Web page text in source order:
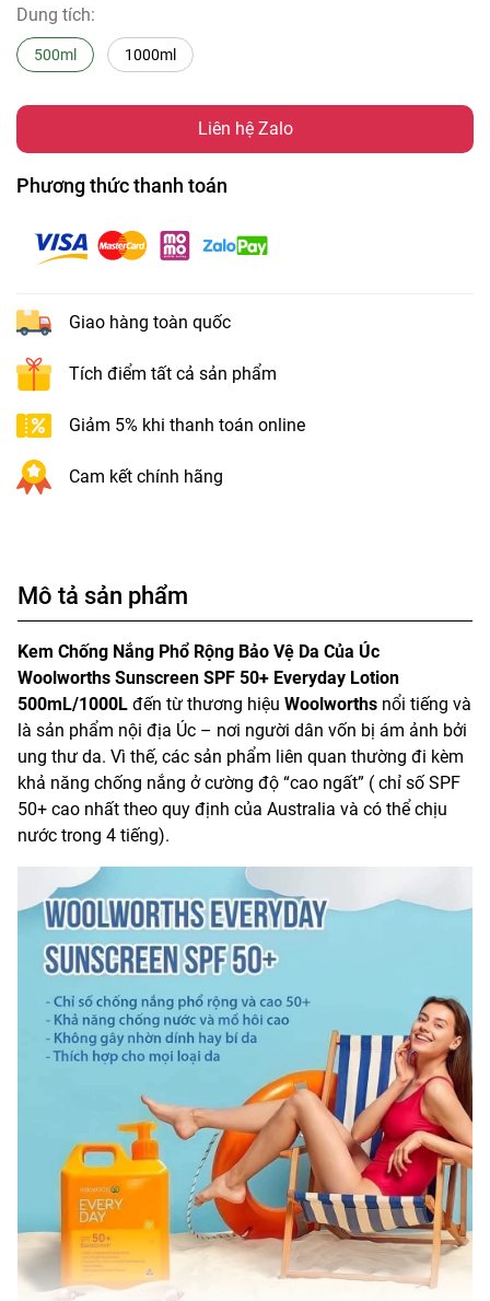
Dung tích:
500ml 1000ml
Liên hệ Zalo
Phương thức thanh toán
Giao hàng toàn quốc
Tích điểm tất cả sản phẩm
Giảm 5% khi thanh toán online
Cam kết chính hãng
Mô tả sản phẩm
Kem Chống Nắng Phổ Rộng Bảo Vệ Da Của Úc
Woolworths Sunscreen SPF 50+ Everyday Lotion
500mL/1000L đến từ thương hiệu Woolworths nổi tiếng và
là sản phẩm nội địa Úc – nơi người dân vốn bị ám ảnh bởi
ung thư da. Vì thế, các sản phẩm liên quan thường đi kèm
khả năng chống nắng ở cường độ “cao ngất” ( chỉ số SPF
50+ cao nhất theo quy định của Australia và có thể chịu
nước trong 4 tiếng).